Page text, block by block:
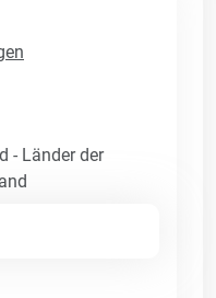
- Länder der